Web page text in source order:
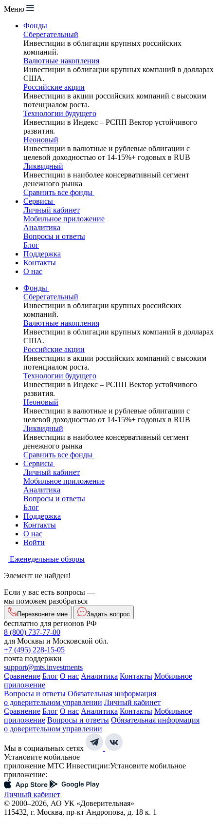
Меню
Фонды
Сберегательный
Инвестиции в облигации крупных российских
компаний.
Валютные накопления
Инвестиции в облигации крупных компаний в долларах
США.
Российские акции
Инвестиции в акции российских компаний с высоким
потенциалом роста.
Технологии будущего
Инвестиции в Индекс – РСПП Вектор устойчивого
развития.
Неоновый
Инвестиции в валютные и рублевые облигации с
целевой доходностью от 14-15%+ годовых в RUB
Ликвидный
Инвестиции в наиболее консервативный сегмент
денежного рынка
Сравнить все фонды
Сервисы
Личный кабинет
Мобильное приложение
Аналитика
Вопросы и ответы
Блог
Поддержка
Контакты
О нас
Фонды
Сберегательный
Инвестиции в облигации крупных российских
компаний.
Валютные накопления
Инвестиции в облигации крупных компаний в долларах
США.
Российские акции
Инвестиции в акции российских компаний с высоким
потенциалом роста.
Технологии будущего
Инвестиции в Индекс – РСПП Вектор устойчивого
развития.
Неоновый
Инвестиции в валютные и рублевые облигации с
целевой доходностью от 14-15%+ годовых в RUB
Ликвидный
Инвестиции в наиболее консервативный сегмент
денежного рынка
Сравнить все фонды
Сервисы
Личный кабинет
Мобильное приложение
Аналитика
Вопросы и ответы
Блог
Поддержка
Контакты
О нас
Войти
Еженедельные обзоры
Элемент не найден!
Если у вас есть вопросы —
мы поможем разобраться
Перезвоните мне Задать вопрос
бесплатно для регионов РФ
8 (800) 737-77-00
для Москвы и Московской обл.
+7 (495) 228-15-05
почта поддержки
support@mts.investments
Сравнение Блог О нас Аналитика Контакты Мобильное
приложение
Вопросы и ответы Обязательная информация
о доверительном управлении Личный кабинет
Сравнение Блог О нас Аналитика Контакты Мобильное
приложение Вопросы и ответы Обязательная информация
о доверительном управлении
Мы в социальных сетях
Установите мобильное
приложение МТС Инвестиции:Установите мобильное
приложение:
Личный кабинет
© 2000–2026, АО УК «Доверительная»
115432, г. Москва, пр-кт Андропова, д. 18 к. 1